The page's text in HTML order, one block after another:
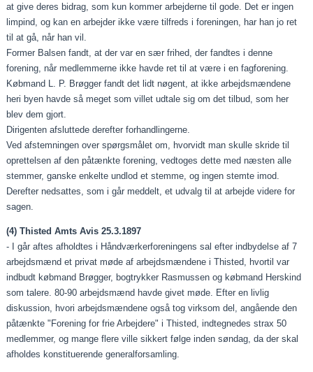
at give deres bidrag, som kun kommer arbejderne til gode. Det er ingen
limpind, og kan en arbejder ikke være tilfreds i foreningen, har han jo ret
til at gå, når han vil.
Former Balsen fandt, at der var en sær frihed, der fandtes i denne
forening, når medlemmerne ikke havde ret til at være i en fagforening.
Købmand L. P. Brøgger fandt det lidt nøgent, at ikke arbejdsmændene
heri byen havde så meget som villet udtale sig om det tilbud, som her
blev dem gjort.
Dirigenten afsluttede derefter forhandlingerne.
Ved afstemningen over spørgsmålet om, hvorvidt man skulle skride til
oprettelsen af den påtænkte forening, vedtoges dette med næsten alle
stemmer, ganske enkelte undlod et stemme, og ingen stemte imod.
Derefter nedsattes, som i går meddelt, et udvalg til at arbejde videre for
sagen.
(4) Thisted Amts Avis 25.3.1897
- I går aftes afholdtes i Håndværkerforeningens sal efter indbydelse af 7
arbejdsmænd et privat møde af arbejdsmændene i Thisted, hvortil var
indbudt købmand Brøgger, bogtrykker Rasmussen og købmand Herskind
som talere. 80-90 arbejdsmænd havde givet møde. Efter en livlig
diskussion, hvori arbejdsmændene også tog virksom del, angående den
påtænkte "Forening for frie Arbejdere" i Thisted, indtegnedes strax 50
medlemmer, og mange flere ville sikkert følge inden søndag, da der skal
afholdes konstituerende generalforsamling.